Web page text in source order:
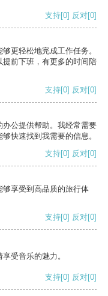
支持[0] 反对[0]
更轻松地完成工作任务。
前下班，有更多的时间陪
支持[0] 反对[0]
公提供帮助。我经常需要
快速找到我需要的信息。
支持[0] 反对[0]
享受到高品质的旅行体
支持[0] 反对[0]
受音乐的魅力。
支持[0] 反对[0]